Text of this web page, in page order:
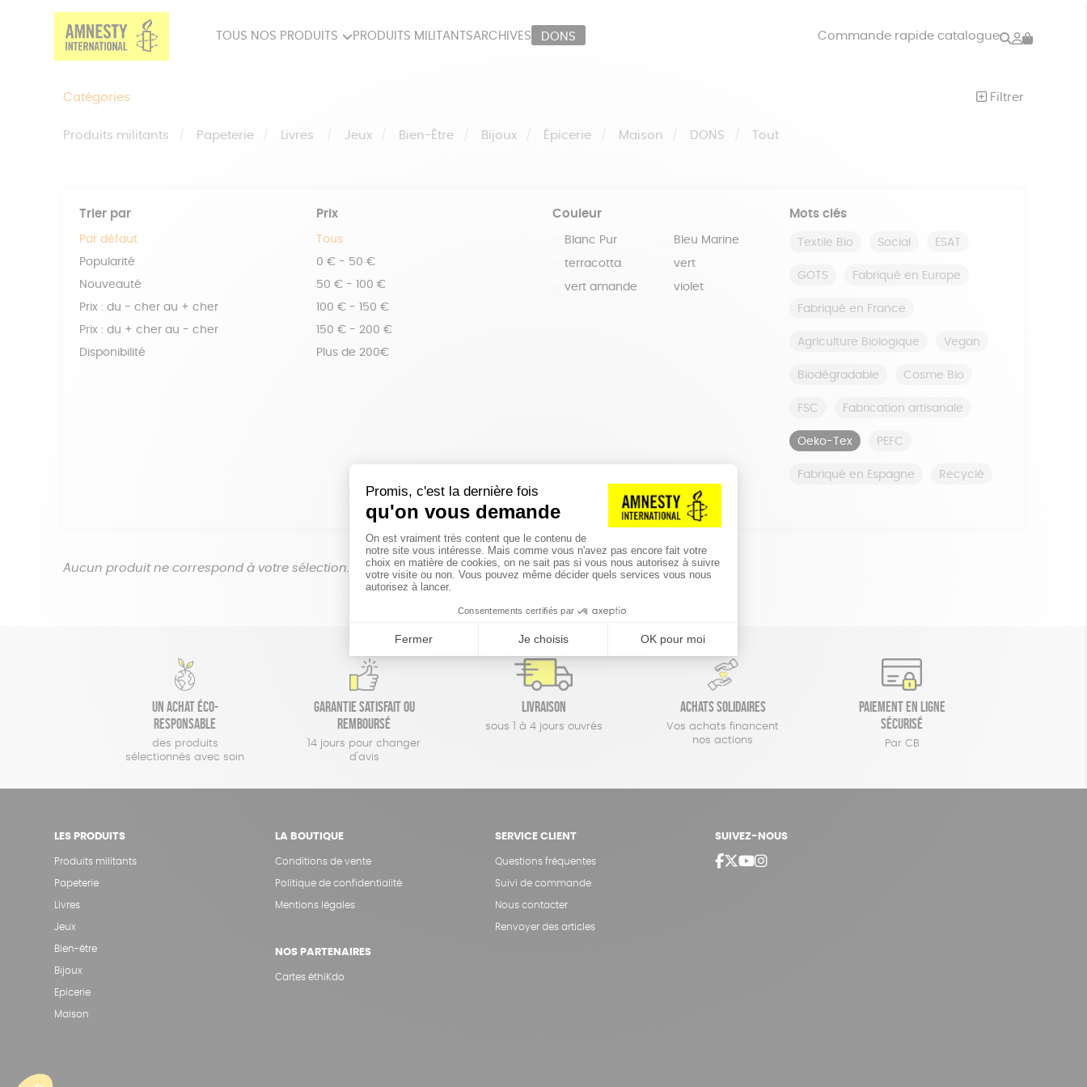
TOUS NOS PRODUITS PRODUITS MILITANTSARCHIVES DONS Commande rapide catalogue Rechercher
Mon
Catégories Filtrer
Produits militants Papeterie Livres Jeux Bien-Être Bijoux Épicerie Maison DONS Tout
Trier par
Par défaut
Popularité
Nouveauté
Prix : du - cher au + cher
Prix : du + cher au - cher
Disponibilité
Prix
Tous
0 € - 50 €
50 € - 100 €
100 € - 150 €
150 € - 200 €
Plus de 200€
Couleur
Blanc Pur Bleu Marine
terracotta vert
vert amande violet
Mots clés
Textile Bio Social ESAT
GOTS Fabriqué en Europe
Fabriqué en France
Agriculture Biologique Vegan
Biodégradable Cosme Bio
FSC Fabrication artisanale
Oeko-Tex PEFC
Fabriqué en Espagne Recyclé
Aucun produit ne correspond à votre sélection.
Un achat éco-
responsable
des produits
sélectionnés avec soin
Garantie satisfait ou
remboursé
14 jours pour changer
d'avis
Livraison
sous 1 à 4 jours ouvrés
Achats solidaires
Vos achats financent
nos actions
Paiement en ligne
sécurisé
Par CB
LES PRODUITS
Produits militants
Papeterie
Livres
Jeux
Bien-être
Bijoux
Epicerie
Maison
LA BOUTIQUE
Conditions de vente
Politique de confidentialité
Mentions légales
NOS PARTENAIRES
Cartes éthiKdo
SERVICE CLIENT
Questions fréquentes
Suivi de commande
Nous contacter
Renvoyer des articles
SUIVEZ-NOUS